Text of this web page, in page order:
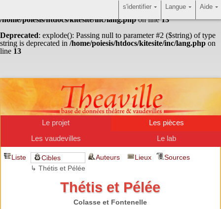
: Undefined array key "HTTP_ACCEPT_LANGUAGE" in
/home/poiesis/htdocs/kitesite/inc/lang.phpon line13
Deprecated: explode(): Passing null to parameter #2 ($string) of type
string is deprecated in /home/poiesis/htdocs/kitesite/inc/lang.php on
line 13
Le projet
Les pièces
Les vaudevilles
Le lab
Liste
Cibles
↳ Thétis et Pélée
Auteurs Lieux Sources
Thétis et Pélée
Colasse et Fontenelle
Aide
Langue
s'identifier